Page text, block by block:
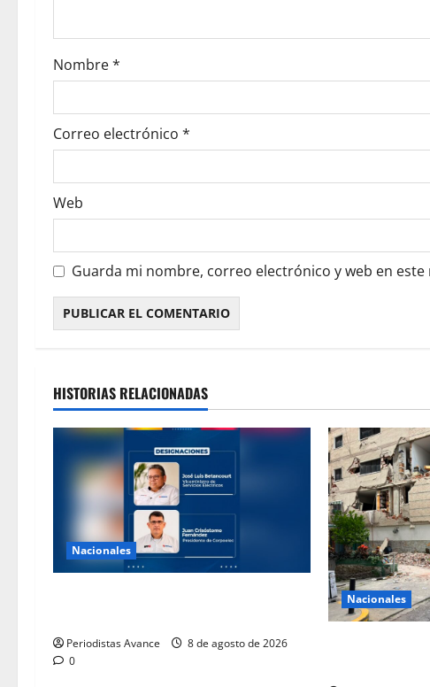
Nombre*
Correo electrónico *
Web
Guarda mi nombre, correo electrónico y web en
HISTORIAS RELACIONADAS
Nacionales
Periodistas Avance
8 de agosto de 2026
0
Nacionales